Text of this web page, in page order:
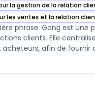
la gestion de la relation
catégorie
les ventes et la relation
catégorie
phrase. Gong est
clients. Elle